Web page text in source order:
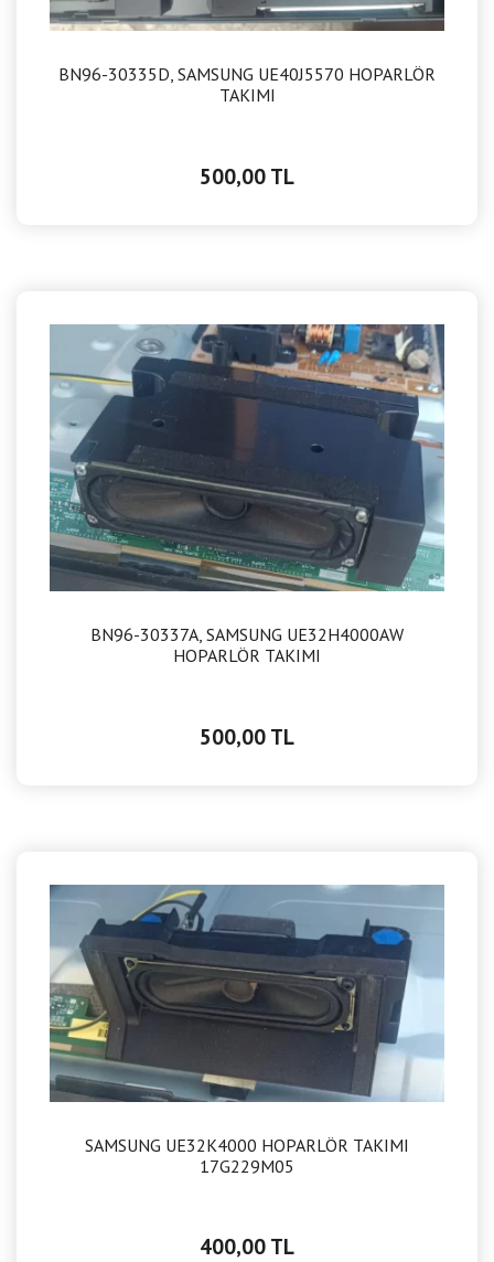
BN96-30335D, SAMSUNG UE40J5570 HOPARLÖR
TAKIMI
500,00 TL
BN96-30337A, SAMSUNG UE32H4000AW
HOPARLÖR TAKIMI
500,00 TL
SAMSUNG UE32K4000 HOPARLÖR TAKIMI
17G229M05
400,00 TL